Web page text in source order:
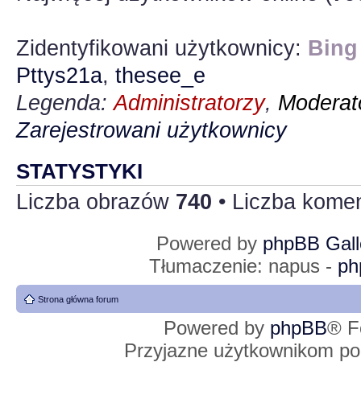
Zidentyfikowani użytkownicy:
Pttys21a, thesee_e
Legenda:Administratorzy,
Zarejestrowani użytkownicy
STATYSTYKI
Liczba obrazów 740 • Liczba
Powered by phpBB
Tłumaczenie: napus -
Strona główna forum
Powered by phpBB®
Przyjazne użytkownikom